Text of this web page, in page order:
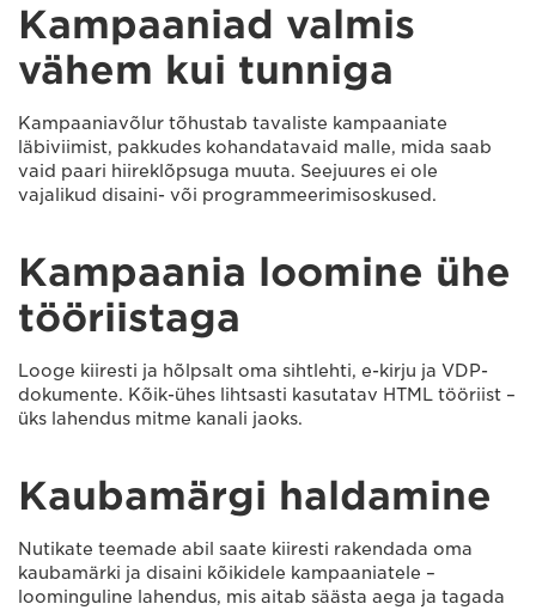
Kampaaniad valmis
vähem kui tunniga
Kampaaniavõlur tõhustab tavaliste kampaaniate
läbiviimist, pakkudes kohandatavaid malle, mida saab
vaid paari hiireklõpsuga muuta. Seejuures ei ole
vajalikud disaini- või programmeerimisoskused.
Kampaania loomine ühe
tööriistaga
Looge kiiresti ja hõlpsalt oma sihtlehti, e-kirju ja VDP-
dokumente. Kõik-ühes lihtsasti kasutatav HTML tööriist –
üks lahendus mitme kanali jaoks.
Kaubamärgi haldamine
Nutikate teemade abil saate kiiresti rakendada oma
kaubamärki ja disaini kõikidele kampaaniatele –
loominguline lahendus, mis aitab säästa aega ja tagada